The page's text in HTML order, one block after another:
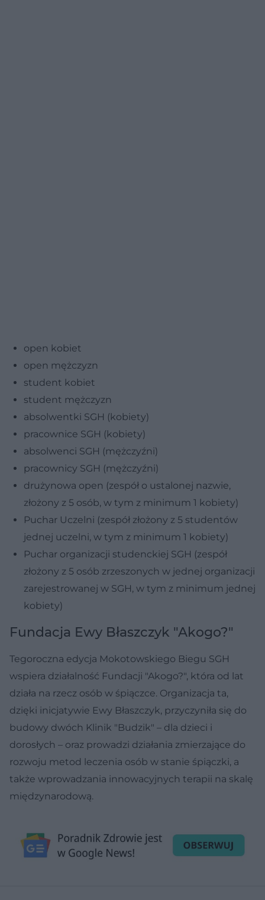
open kobiet
open mężczyzn
student kobiet
student mężczyzn
absolwentki SGH (kobiety)
pracownice SGH (kobiety)
absolwenci SGH (mężczyźni)
pracownicy SGH (mężczyźni)
drużynowa open (zespół o ustalonej nazwie,
złożony z 5 osób, w tym z minimum 1 kobiety)
Puchar Uczelni (zespół złożony z 5 studentów
jednej uczelni, w tym z minimum 1 kobiety)
Puchar organizacji studenckiej SGH (zespół
złożony z 5 osób zrzeszonych w jednej organizacji
zarejestrowanej w SGH, w tym z minimum jednej
kobiety)
Fundacja Ewy Błaszczyk "Akogo?"
Tegoroczna edycja Mokotowskiego Biegu SGH
wspiera działalność Fundacji "Akogo?", która od lat
działa na rzecz osób w śpiączce. Organizacja ta,
dzięki inicjatywie Ewy Błaszczyk, przyczyniła się do
budowy dwóch Klinik "Budzik" – dla dzieci i
dorosłych – oraz prowadzi działania zmierzające do
rozwoju metod leczenia osób w stanie śpiączki, a
także wprowadzania innowacyjnych terapii na skalę
międzynarodową.